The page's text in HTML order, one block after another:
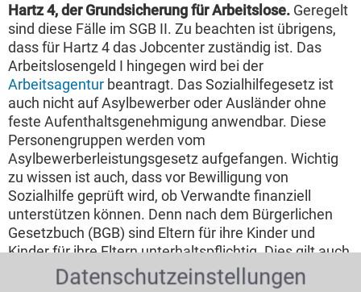
Hartz 4, der Grundsicherung für Arbeitslose. Geregelt
sind diese Fälle im SGB II. Zu beachten ist übrigens,
dass für Hartz 4 das Jobcenter zuständig ist. Das
Arbeitslosengeld I hingegen wird bei der
Arbeitsagentur beantragt. Das Sozialhilfegesetz ist
auch nicht auf Asylbewerber oder Ausländer ohne
feste Aufenthaltsgenehmigung anwendbar. Diese
Personengruppen werden vom
Asylbewerberleistungsgesetz aufgefangen. Wichtig
zu wissen ist auch, dass vor Bewilligung von
Sozialhilfe geprüft wird, ob Verwandte finanziell
unterstützen können. Denn nach dem Bürgerlichen
Gesetzbuch (BGB) sind Eltern für ihre Kinder und
Kinder für ihre Eltern unterhaltspflichtig. Dies gilt auch
für Ehepartner und häufig auch für Geschiedene.
Datenschutzeinstellungen